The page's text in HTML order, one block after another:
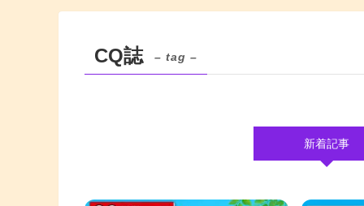
CQ誌 – tag –
新着記事